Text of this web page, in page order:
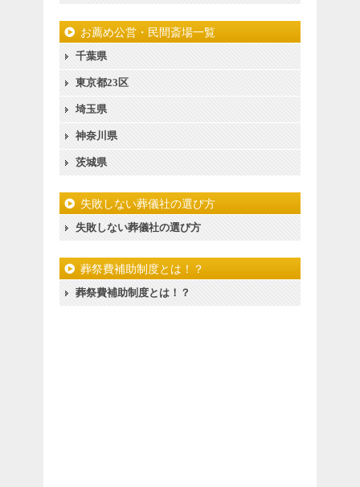
お薦め公営・民間斎場一覧
千葉県
東京都23区
埼玉県
神奈川県
茨城県
失敗しない葬儀社の選び方
失敗しない葬儀社の選び方
葬祭費補助制度とは！？
葬祭費補助制度とは！？